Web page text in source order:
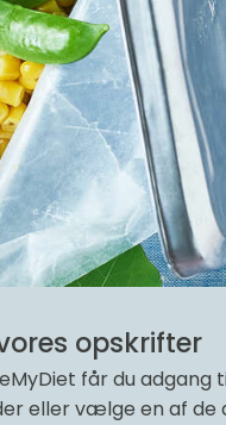
opskrifter
får du adgang
eller vælge en af de